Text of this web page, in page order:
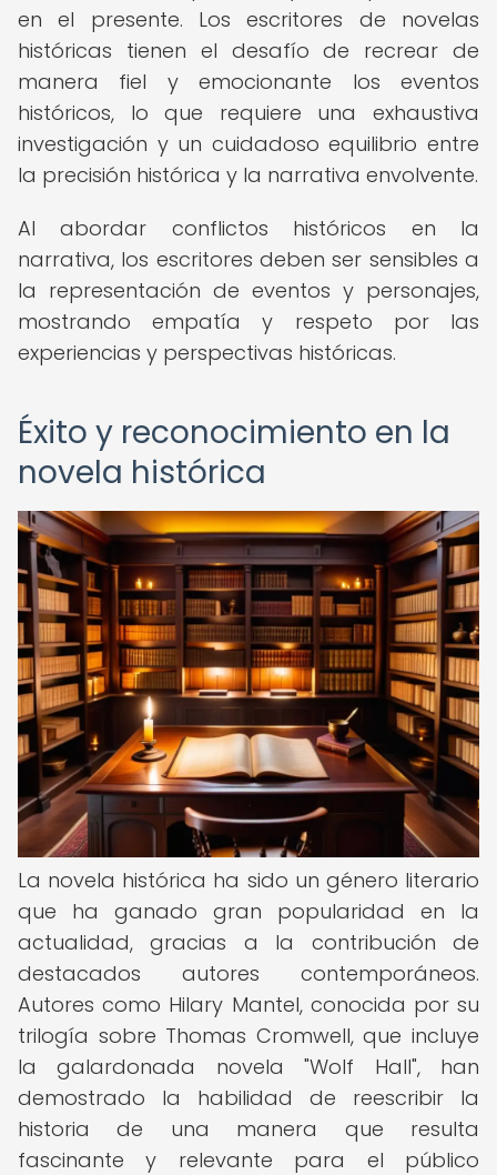
en el presente. Los escritores de novelas
históricas tienen el desafío de recrear de
manera fiel y emocionante los eventos
históricos, lo que requiere una exhaustiva
investigación y un cuidadoso equilibrio entre
la precisión histórica y la narrativa envolvente.
Al abordar conflictos históricos en la
narrativa, los escritores deben ser sensibles a
la representación de eventos y personajes,
mostrando empatía y respeto por las
experiencias y perspectivas históricas.
Éxito y reconocimiento en la
novela histórica
La novela histórica ha sido un género literario
que ha ganado gran popularidad en la
actualidad, gracias a la contribución de
destacados autores contemporáneos.
Autores como Hilary Mantel, conocida por su
trilogía sobre Thomas Cromwell, que incluye
la galardonada novela "Wolf Hall", han
demostrado la habilidad de reescribir la
historia de una manera que resulta
fascinante y relevante para el público